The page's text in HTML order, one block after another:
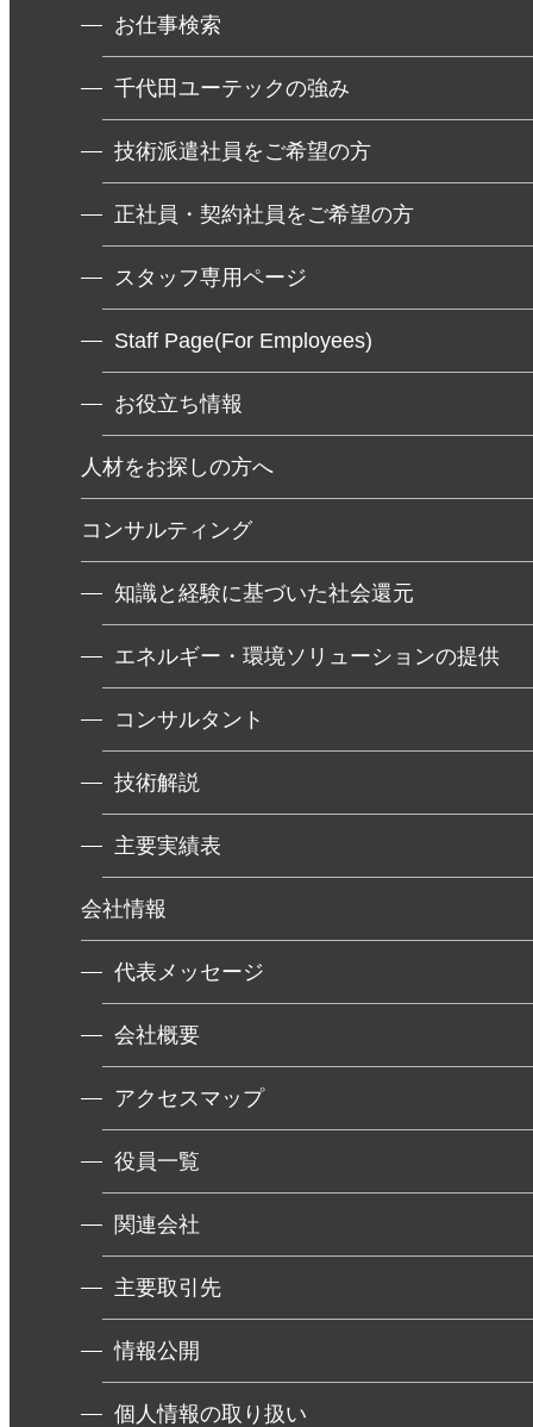
お仕事検索
千代田ユーテックの強み
技術派遣社員をご希望の方
正社員・契約社員をご希望の方
スタッフ専用ページ
Staff Page(For Employees)
お役立ち情報
人材をお探しの方へ
コンサルティング
知識と経験に基づいた社会還元
エネルギー・環境ソリューションの提供
コンサルタント
技術解説
主要実績表
会社情報
代表メッセージ
会社概要
アクセスマップ
役員一覧
関連会社
主要取引先
情報公開
個人情報の取り扱い